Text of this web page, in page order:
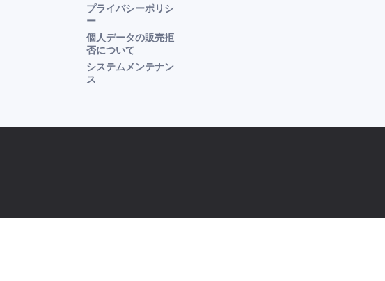
プライバシーポリシ
ー
個人データの販売拒
否について
システムメンテナン
ス